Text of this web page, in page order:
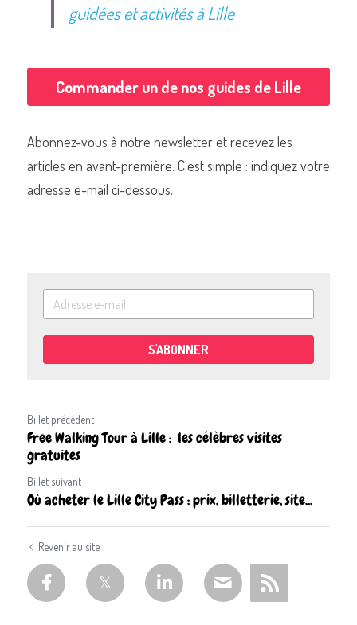
guidées et activités à Lille
Commander un de nos guides de Lille
Abonnez-vous à notre newsletter et recevez les
articles en avant-première. C'est simple : indiquez votre
adresse e-mail ci-dessous.
S'ABONNER
Billet précédent
Free Walking Tour à Lille : les célèbres visites
gratuites
Billet suivant
Où acheter le Lille City Pass : prix, billetterie, site...
Revenir au site